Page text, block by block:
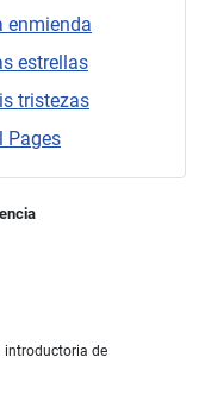
enmienda
estrellas
tristezas
Pages
introductoria de